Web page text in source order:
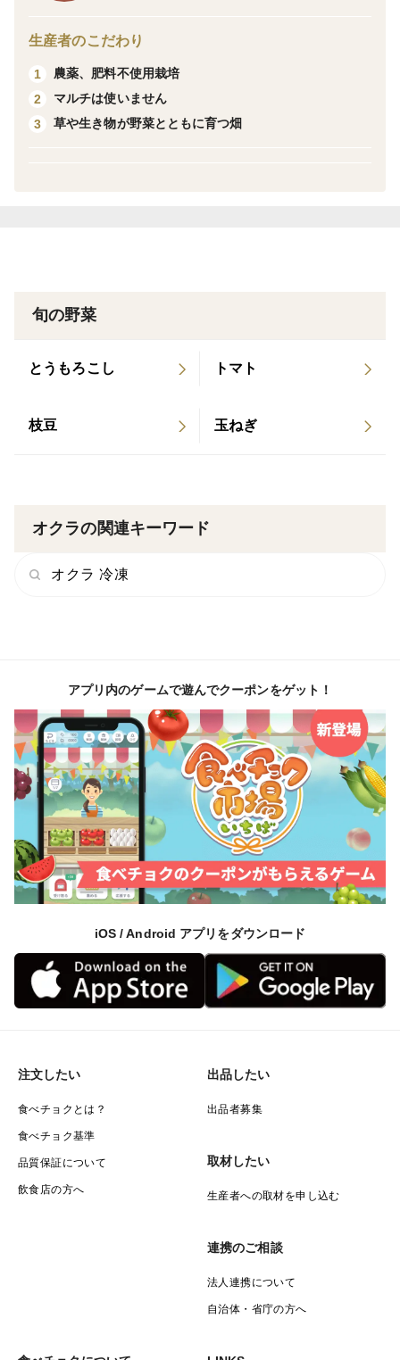
配送中にオクラが黒ずむことがありますので、ご理解く
ださい。
生産者のこだわり
1
農薬、肥料不使用栽培
2
マルチは使いません
3
草や生き物が野菜とともに育つ畑
旬の野菜
とうもろこし トマト
枝豆 玉ねぎ
オクラの関連キーワード
オクラ 冷凍
アプリ内のゲームで遊んでクーポンをゲット！
iOS / Android アプリをダウンロード
注文したい
食べチョクとは？
食べチョク基準
品質保証について
飲食店の方へ
出品したい
出品者募集
取材したい
生産者への取材を申し込む
連携のご相談
法人連携について
自治体・省庁の方へ